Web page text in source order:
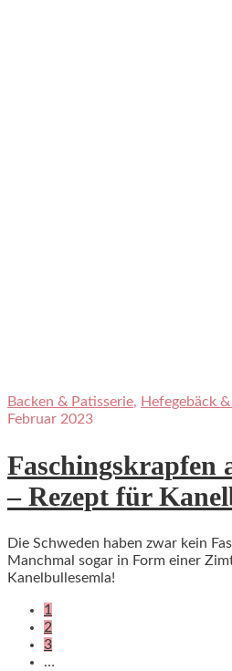
Backen & Patisserie, Hefegebäck
Februar 2023
Faschingskrapfen
– Rezept für
Die Schweden haben zwar kein
Manchmal sogar in Form einer
Kanelbullesemla!
1
2
3
…